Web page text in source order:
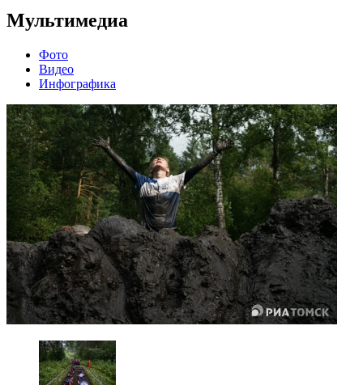
Мультимедиа
Фото
Видео
Инфографика